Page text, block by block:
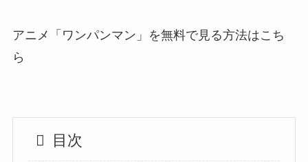
アニメ「ワンパンマン」を無料で見る方法はこち
ら
目次